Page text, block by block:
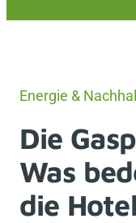
Energie &
Die
Was
die